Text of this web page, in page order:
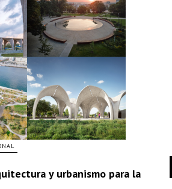
y urbanismo para la